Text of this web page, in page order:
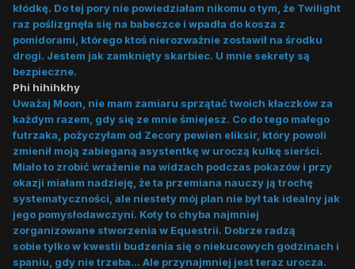
kłódkę. Do tej pory nie powiedziałam nikomu o tym, że Twilight
raz poślizgnęła się na babeczce i wpadła do kosza z
pomidorami, którego ktoś nierozważnie zostawił na środku
drogi. Jestem jak zamknięty skarbiec. U mnie sekrety są
bezpieczne.
Phi hihihkhy
Uważaj Moon, nie mam zamiaru sprzątać twoich kłaczków za
każdym razem, gdy się ze mnie śmiejesz. Co do tego małego
futrzaka, pożyczyłam od Zecory pewien eliksir, który powoli
zmienił moją zabieganą asystentkę w uroczą kulkę sierści.
Miało to zrobić wrażenie na widzach podczas pokazów i przy
okazji miałam nadzieję, że ta przemiana nauczy ją trochę
systematyczności, ale niestety mój plan nie był tak idealny jak
jego pomysłodawczyni. Koty to chyba najmniej
zorganizowane stworzenia w Equestrii. Dobrze radzą
sobie tylko w kwestii budzenia się o niekucowych godzinach i
spaniu, gdy nie trzeba... Ale przynajmniej jest teraz urocza.